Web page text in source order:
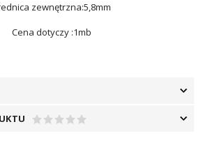
zewnętrzna:5,8mm
Cena dotyczy :1mb